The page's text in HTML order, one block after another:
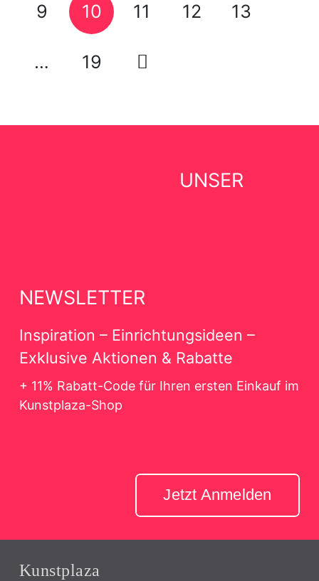
9 10 11 12 13
… 19
UNSER
NEWSLETTER
Inspiration – Einrichtungsideen –
Exklusive Aktionen & Rabatte
+ 11% Rabatt-Code für Ihren ersten Einkauf im
Kunstplaza-Shop
Jetzt Anmelden
Kunstplaza